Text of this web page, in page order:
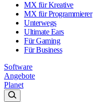
MX für Kreative
MX für Programmierer
Unterwegs
Ultimate Ears
Für Gaming
Für Business
Software
Angebote
Planet